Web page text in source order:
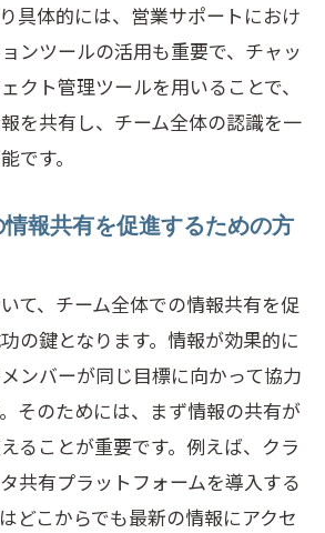
具体的には、営業サポートにおけ
ンツールの活用も重要で、チャッ
クト管理ツールを用いることで、
を共有し、チーム全体の認識を一
です。
報共有を促進するための方
て、チーム全体での情報共有を促
の鍵となります。情報が効果的に
ンバーが同じ目標に向かって協力
そのためには、まず情報の共有が
ることが重要です。例えば、クラ
共有プラットフォームを導入する
どこからでも最新の情報にアクセ